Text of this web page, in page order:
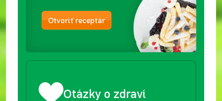
Otvoriť receptár
Otázky o zdraví